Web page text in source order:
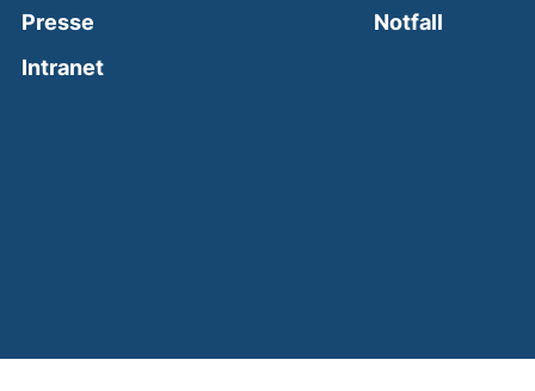
Presse
Intranet(external link, opens in a new window)
Notfall